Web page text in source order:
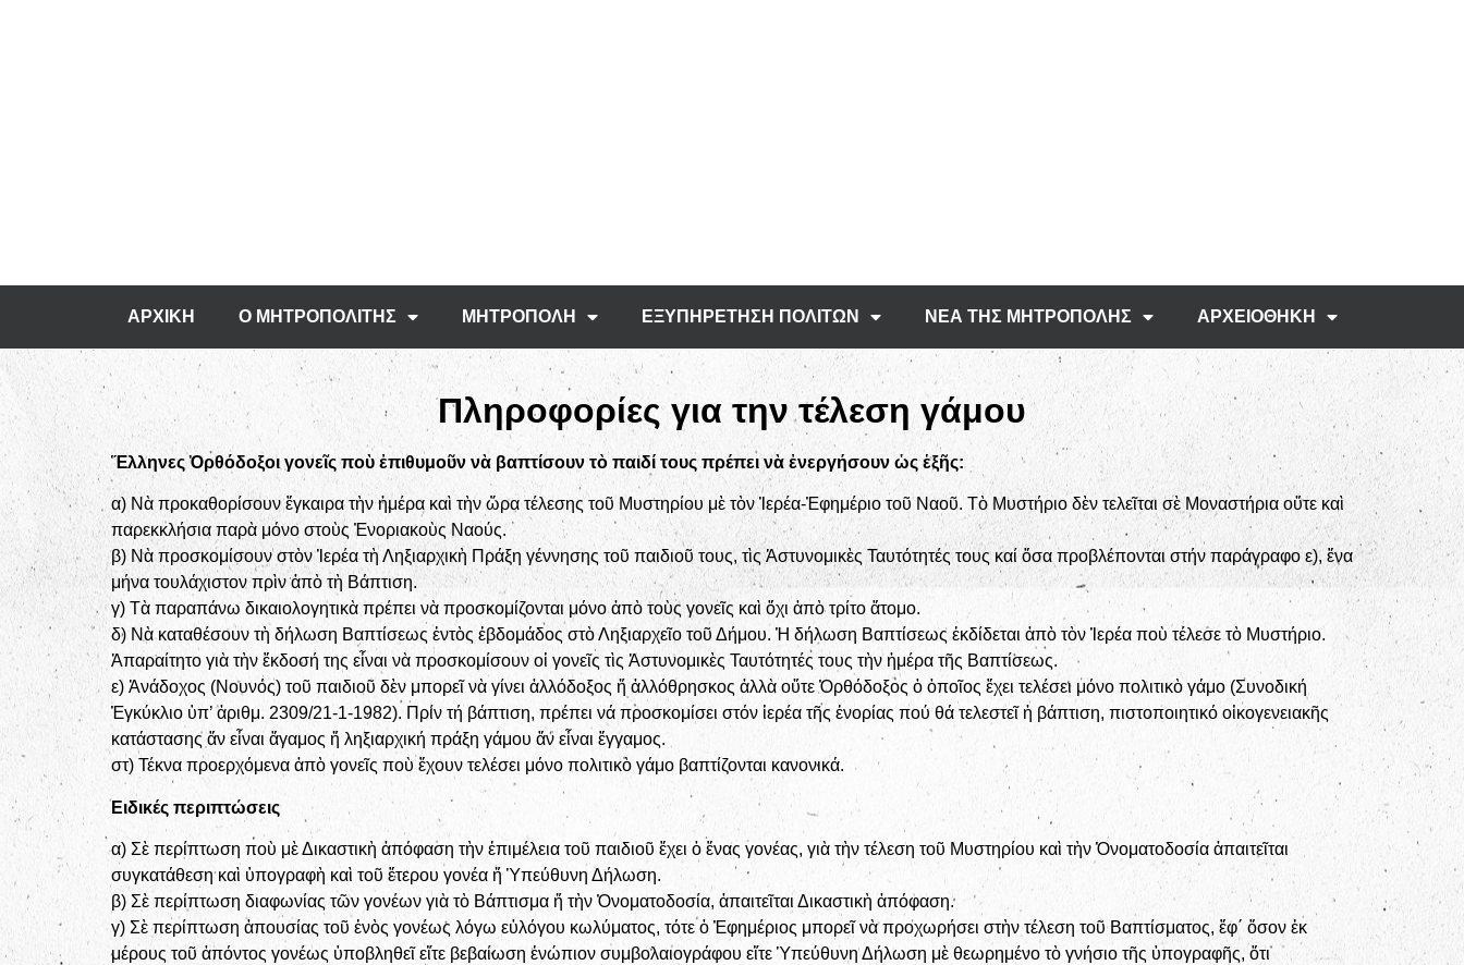
ΑΡΧΙΚΗ Ο ΜΗΤΡΟΠΟΛΙΤΗΣ ΜΗΤΡΟΠΟΛΗ ΕΞΥΠΗΡΕΤΗΣΗ ΠΟΛΙΤΩΝ ΝΕΑ ΤΗΣ ΜΗΤΡΟΠΟΛΗΣ ΑΡΧΕΙΟΘΗΚΗ
Πληροφορίες για την τέλεση γάμου
Ἕλληνες Ὀρθόδοξοι γονεῖς ποὺ ἐπιθυμοῦν νὰ βαπτίσουν τὸ παιδί τουςπρέπει νὰ ἐνεργήσουν ὡς ἑξῆς:
α) Νὰ προκαθορίσουν ἔγκαιρα τὴν ἡμέρα καὶ τὴν ὥρα τέλεσης τοῦ Μυστηρίου μὲ τὸν Ἱερέα-Ἐφημέριο τοῦ Ναοῦ. Τὸ Μυστήριο δὲν τελεῖται σὲ Μοναστήρια οὔτε καὶ
παρεκκλήσια παρὰ μόνο στοὺς Ἐνοριακοὺς Ναούς.
β) Νὰ προσκομίσουν στὸν Ἱερέα τὴ Ληξιαρχικὴ Πράξη γέννησης τοῦ παιδιοῦ τους, τὶς Ἀστυνομικὲς Ταυτότητές τους καί ὅσα προβλέπονται στήν παράγραφο ε), ἕνα
μήνα τουλάχιστον πρὶν ἀπὸ τὴ Βάπτιση.
γ) Τὰ παραπάνω δικαιολογητικὰ πρέπει νὰ προσκομίζονται μόνο ἀπὸ τοὺς γονεῖς καὶ ὄχι ἀπὸ τρίτο ἄτομο.
δ) Νὰ καταθέσουν τὴ δήλωση Βαπτίσεως ἐντὸς ἑβδομάδος στὸ Ληξιαρχεῖο τοῦ Δήμου. Ἡ δήλωση Βαπτίσεως ἐκδίδεται ἀπὸ τὸν Ἱερέα ποὺ τέλεσε τὸ Μυστήριο.
Ἀπαραίτητο γιὰ τὴν ἔκδοσή της εἶναι νὰ προσκομίσουν οἱ γονεῖς τὶς Ἀστυνομικὲς Ταυτότητές τους τὴν ἡμέρα τῆς Βαπτίσεως.
ε) Ἀνάδοχος (Νουνός) τοῦ παιδιοῦ δὲν μπορεῖ νὰ γίνει ἀλλόδοξος ἤ ἀλλόθρησκος ἀλλὰ οὔτε Ὀρθόδοξος ὁ ὁποῖος ἔχει τελέσει μόνο πολιτικὸ γάμο (Συνοδική
Ἐγκύκλιο ὑπ’ ἀριθμ. 2309/21-1-1982). Πρίν τή βάπτιση, πρέπει νά προσκομίσει στόν ἱερέα τῆς ἐνορίας πού θά τελεστεῖ ἡ βάπτιση, πιστοποιητικό οἰκογενειακῆς
κατάστασης ἄν εἶναι ἄγαμος ἤ ληξιαρχική πράξη γάμου ἄν εἶναι ἔγγαμος.
στ) Τέκνα προερχόμενα ἀπὸ γονεῖς ποὺ ἔχουν τελέσει μόνο πολιτικὸ γάμο βαπτίζονται κανονικά.
Ειδικές περιπτώσεις
α) Σὲ περίπτωση ποὺ μὲ Δικαστικὴ ἀπόφαση τὴν ἐπιμέλεια τοῦ παιδιοῦ ἔχει ὁ ἕνας γονέας, γιὰ τὴν τέλεση τοῦ Μυστηρίου καὶ τὴν Ὀνοματοδοσία ἀπαιτεῖται
συγκατάθεση καὶ ὑπογραφὴ καὶ τοῦ ἕτερου γονέα ἤ Ὑπεύθυνη Δήλωση.
β) Σὲ περίπτωση διαφωνίας τῶν γονέων γιὰ τὸ Βάπτισμα ἤ τὴν Ὀνοματοδοσία, ἀπαιτεῖται Δικαστικὴ ἀπόφαση.
γ) Σὲ περίπτωση ἀπουσίας τοῦ ἑνὸς γονέως λόγω εὐλόγου κωλύματος, τότε ὁ Ἐφημέριος μπορεῖ νὰ προχωρήσει στὴν τέλεση τοῦ Βαπτίσματος, ἔφ΄ ὅσον ἐκ
μέρους τοῦ ἀπόντος γονέως ὑποβληθεῖ εἴτε βεβαίωση ἐνώπιον συμβολαιογράφου εἴτε Ὑπεύθυνη Δήλωση μὲ θεωρημένο τὸ γνήσιο τῆς ὑπογραφῆς, ὅτι